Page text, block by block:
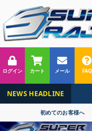
ログイン カート メール FAQ
NEWS HEADLINE
初めてのお客様へ